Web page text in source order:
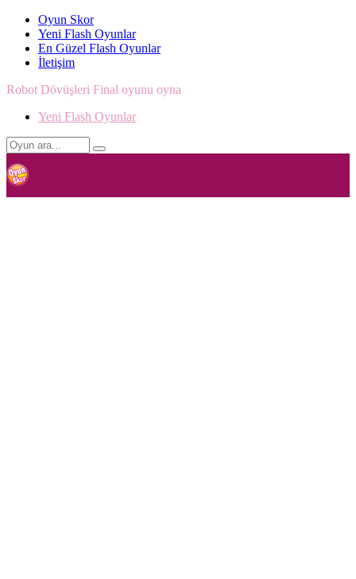
Oyun Skor
Yeni Flash Oyunlar
En Güzel Flash Oyunlar
İletişim
Robot Dövüşleri Final oyunu oyna
Yeni Flash Oyunlar